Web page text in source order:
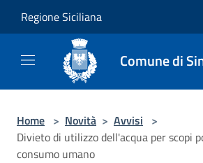
Regione Siciliana
Comune di
Home > Novità > Avvisi >
Divieto di utilizzo dell'acqua per scopi
consumo umano